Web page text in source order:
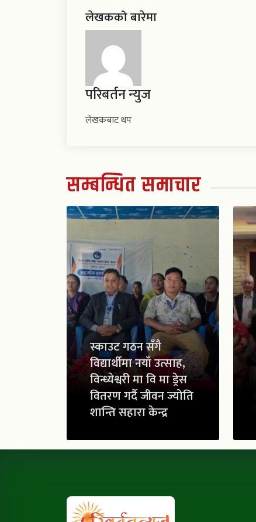
लेखकको बारेमा
परिबर्तन न्युज
लेखकबाट थप
सम्बन्धित समाचार
स्काउट गठन सँगै
विद्यार्थीमा नयाँ उत्साह,
विन्ध्येश्वरी मा वि मा ड्रेस
वितरण गर्दै जीवन ज्योति
शान्ति सहारा केन्द्र